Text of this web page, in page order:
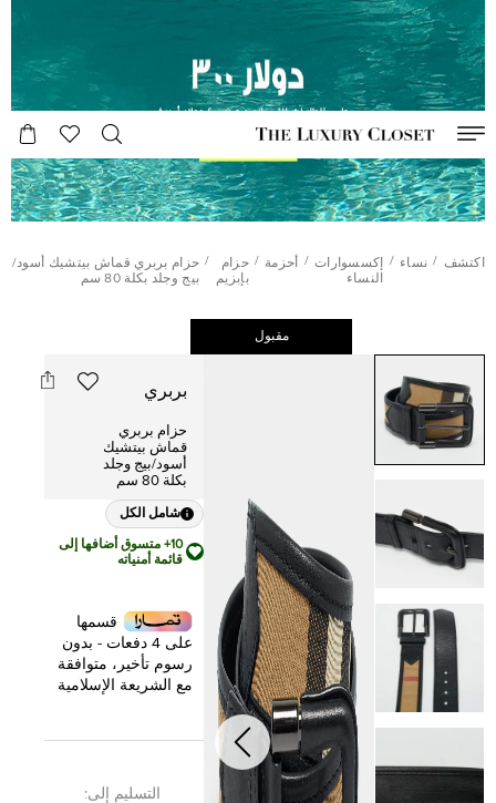
اكتشف / نساء /
إكسسوارات
النساء
/ أحزمة / حزام
بإبزيم
/ حزام بربري قماش بيتشيك أسود/
بيج وجلد بكلة 80 سم
مقبول
بربري
حزام بربري
قماش بيتشيك
أسود/بيج وجلد
بكلة 80 سم
شامل الكل
10+ متسوق أضافها إلى
قائمة أمنياته
قسمها
على 4 دفعات - بدون
رسوم تأخير، متوافقة
مع الشريعة الإسلامية
التسليم إلى: